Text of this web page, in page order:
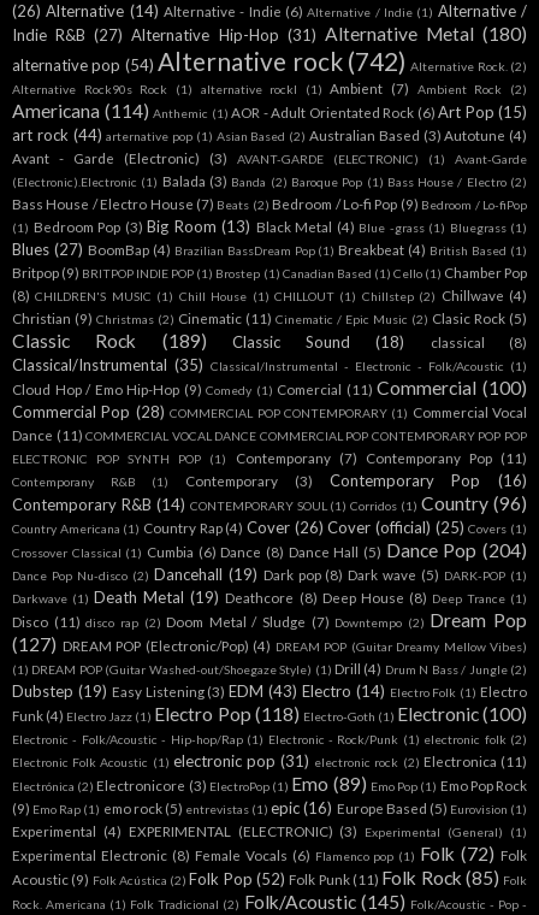
(26) Alternative (14) Alternative - Indie (6) Alternative / Indie (1) Alternative /
Indie R&B (27) Alternative Hip-Hop (31) Alternative Metal (180)
alternative pop (54) Alternative rock (742) Alternative Rock. (2)
Alternative Rock90s Rock
(1) alternative rockl (1) Ambient (7) Ambient Rock (2)
Americana (114) Anthemic (1) AOR - Adult Orientated Rock (6) Art Pop (15)
art rock (44) arternative pop (1) Asian Based (2) Australian Based (3) Autotune (4)
Avant - Garde (Electronic)
(3) AVANT-GARDE (ELECTRONIC) (1)
Avant-Garde
(Electronic).Electronic (1) Balada (3) Banda (2) Baroque Pop (1) Bass House / Electro (2)
Bass House / Electro House (7) Beats (2) Bedroom / Lo-fi Pop (9) Bedroom / Lo-fiPop
(1) Bedroom Pop (3) Big Room (13) Black Metal (4) Blue -grass (1) Bluegrass (1)
Blues (27) BoomBap (4) Brazilian BassDream Pop (1) Breakbeat (4) British Based (1)
Britpop (9) BRITPOP INDIE POP (1) Brostep (1) Canadian Based (1) Cello (1) Chamber Pop
(8) CHILDREN'S MUSIC (1) Chill House (1) CHILLOUT (1) Chillstep (2) Chillwave (4)
Christian (9) Christmas (2) Cinematic (11) Cinematic / Epic Music (2) Clasic Rock (5)
Classic Rock (189) Classic Sound (18) classical (8)
Classical/Instrumental (35) Classical/Instrumental - Electronic - Folk/Acoustic (1)
Cloud Hop / Emo Hip-Hop (9) Comedy (1) Comercial (11) Commercial (100)
Commercial Pop (28) COMMERCIAL POP CONTEMPORARY (1) Commercial Vocal
Dance (11) COMMERCIAL VOCAL DANCE COMMERCIAL POP CONTEMPORARY POP POP
ELECTRONIC POP SYNTH POP
(1) Contemporany (7) Contemporany Pop (11)
Contemporany R&B (1) Contemporary (3) Contemporary Pop
(16)
Contemporary R&B (14) CONTEMPORARY SOUL (1) Corridos (1) Country (96)
Country Americana (1) Country Rap (4) Cover (26) Cover (official) (25) Covers (1)
Crossover Classical (1) Cumbia (6) Dance (8) Dance Hall (5) Dance Pop (204)
Dance Pop Nu-disco (2) Dancehall (19) Dark pop (8) Dark wave (5) DARK-POP (1)
Darkwave (1) Death Metal (19) Deathcore (8) Deep House (8) Deep Trance (1)
Disco (11) disco rap (2) Doom Metal / Sludge (7) Downtempo (2) Dream Pop
(127) DREAM POP (Electronic/Pop) (4) DREAM POP (Guitar Dreamy Mellow Vibes)
(1) DREAM POP (Guitar Washed-out/Shoegaze Style) (1) Drill (4) Drum N Bass / Jungle (2)
Dubstep (19) Easy Listening (3) EDM (43) Electro (14) Electro Folk (1) Electro
Funk (4) Electro Jazz (1) Electro Pop (118) Electro-Goth (1) Electronic(100)
Electronic - Folk/Acoustic - Hip-hop/Rap (1) Electronic - Rock/Punk (1) electronic folk (2)
Electronic Folk Acoustic (1) electronic pop (31) electronic rock (2) Electronica (11)
Electrónica (2) Electronicore (3) ElectroPop (1) Emo (89) Emo Pop (1) Emo Pop Rock
(9) Emo Rap (1) emo rock (5) entrevistas (1) epic (16) Europe Based (5) Eurovision (1)
Experimental (4) EXPERIMENTAL (ELECTRONIC) (3) Experimental (General) (1)
Experimental Electronic (8) Female Vocals (6) Flamenco pop (1) Folk (72) Folk
Acoustic (9) Folk Acústica (2) Folk Pop (52) Folk Punk (11) Folk Rock (85) Folk
Rock. Americana (1) Folk Tradicional (2) Folk/Acoustic (145) Folk/Acoustic - Pop -